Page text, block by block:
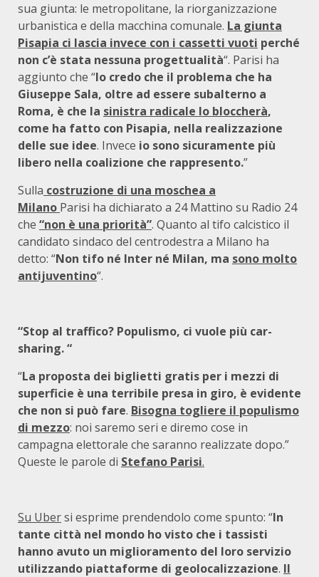
sua giunta: le metropolitane, la riorganizzazione
urbanistica e della macchina comunale. La giunta
Pisapia ci lascia invece con i cassetti vuoti perché
non c’è stata nessuna progettualità“. Parisi ha
aggiunto che “Io credo che il problema che ha
Giuseppe Sala, oltre ad essere subalterno a
Roma, è che la sinistra radicale lo bloccherà,
come ha fatto con Pisapia, nella realizzazione
delle sue idee. Invece io sono sicuramente più
libero nella coalizione che rappresento.”
Sulla costruzione di una moschea a
Milano Parisi ha dichiarato a 24 Mattino su Radio 24
che “non è una priorità”. Quanto al tifo calcistico il
candidato sindaco del centrodestra a Milano ha
detto: “Non tifo né Inter né Milan, ma sono molto
antijuventino“.
“Stop al traffico? Populismo, ci vuole più car-
sharing. “
“La proposta dei biglietti gratis per i mezzi di
superficie è una terribile presa in giro, è evidente
che non si può fare. Bisogna togliere il populismo
di mezzo: noi saremo seri e diremo cose in
campagna elettorale che saranno realizzate dopo.”
Queste le parole di Stefano Parisi.
Su Ubersi esprime prendendolo come spunto: “In
tante città nel mondo ho visto che i tassisti
hanno avuto un miglioramento del loro servizio
utilizzando piattaforme di geolocalizzazione. Il